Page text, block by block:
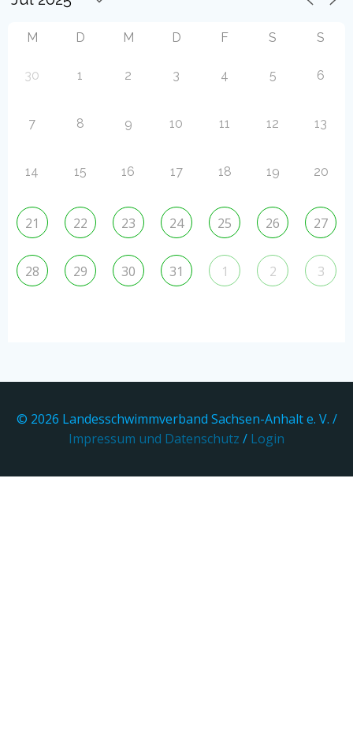
M D M D F S S
30 1 2 3 4 5 6
7 8 9 10 11 12 13
14 15 16 17 18 19 20
21 22 23 24 25 26 27
28 29 30 31 1 2 3
© 2026 Landesschwimmverband Sachsen-Anhalt e. V. /
Impressum und Datenschutz / Login